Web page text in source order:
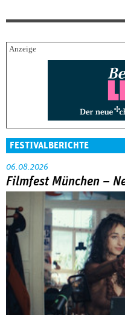
FESTIVALBERICHTE
06.08.2026
Filmfest München –